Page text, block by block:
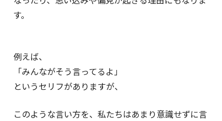
す。
例えば、
「みんながそう言ってるよ」
というセリフがありますが、
このような言い方を、私たちはあまり意識せずに言